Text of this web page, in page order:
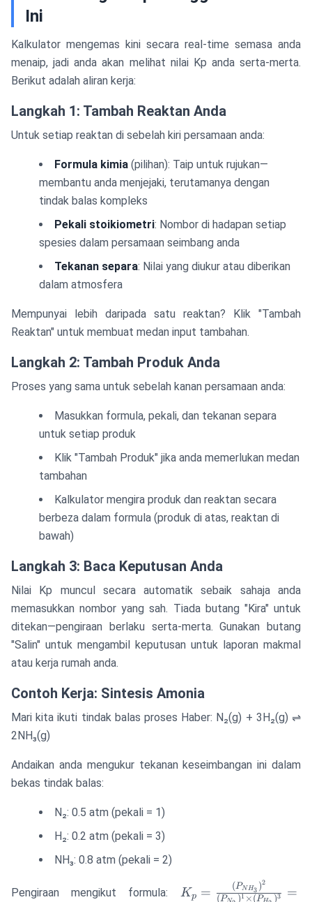
Ini
Kalkulator mengemas kini secara real-time semasa anda
menaip, jadi anda akan melihat nilai Kp anda serta-merta.
Berikut adalah aliran kerja:
Langkah 1: Tambah Reaktan Anda
Untuk setiap reaktan di sebelah kiri persamaan anda:
Formula kimia (pilihan): Taip untuk rujukan—
membantu anda menjejaki, terutamanya dengan
tindak balas kompleks
Pekali stoikiometri: Nombor di hadapan setiap
spesies dalam persamaan seimbang anda
Tekanan separa: Nilai yang diukur atau diberikan
dalam atmosfera
Mempunyai lebih daripada satu reaktan? Klik "Tambah
Reaktan" untuk membuat medan input tambahan.
Langkah 2: Tambah Produk Anda
Proses yang sama untuk sebelah kanan persamaan anda:
Masukkan formula, pekali, dan tekanan separa
untuk setiap produk
Klik "Tambah Produk" jika anda memerlukan medan
tambahan
Kalkulator mengira produk dan reaktan secara
berbeza dalam formula (produk di atas, reaktan di
bawah)
Langkah 3: Baca Keputusan Anda
Nilai Kp muncul secara automatik sebaik sahaja anda
memasukkan nombor yang sah. Tiada butang "Kira" untuk
ditekan—pengiraan berlaku serta-merta. Gunakan butang
"Salin" untuk mengambil keputusan untuk laporan makmal
atau kerja rumah anda.
Contoh Kerja: Sintesis Amonia
Mari kita ikuti tindak balas proses Haber: N₂(g) + 3H₂(g) ⇌
2NH₃(g)
Andaikan anda mengukur tekanan keseimbangan ini dalam
bekas tindak balas:
N₂: 0.5 atm (pekali = 1)
H₂: 0.2 atm (pekali = 3)
NH₃: 0.8 atm (pekali = 2)
Pengiraan mengikut formula:
K_p =
Kp = (P )1 ×(P )3
(PNH3 )2
=